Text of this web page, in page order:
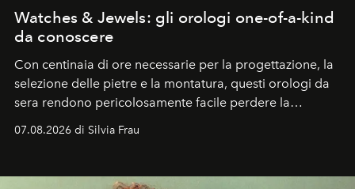
Watches & Jewels: gli orologi one-of-a-kind
da conoscere
Con centinaia di ore necessarie per la progettazione, la
selezione delle pietre e la montatura, questi orologi da
sera rendono pericolosamente facile perdere la
07.08.2026 di Silvia Frau